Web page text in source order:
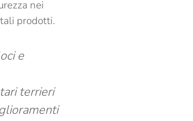
nei
prodotti.
e
terrieri